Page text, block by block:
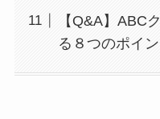
【Q&A】ABC
る８つのポイン